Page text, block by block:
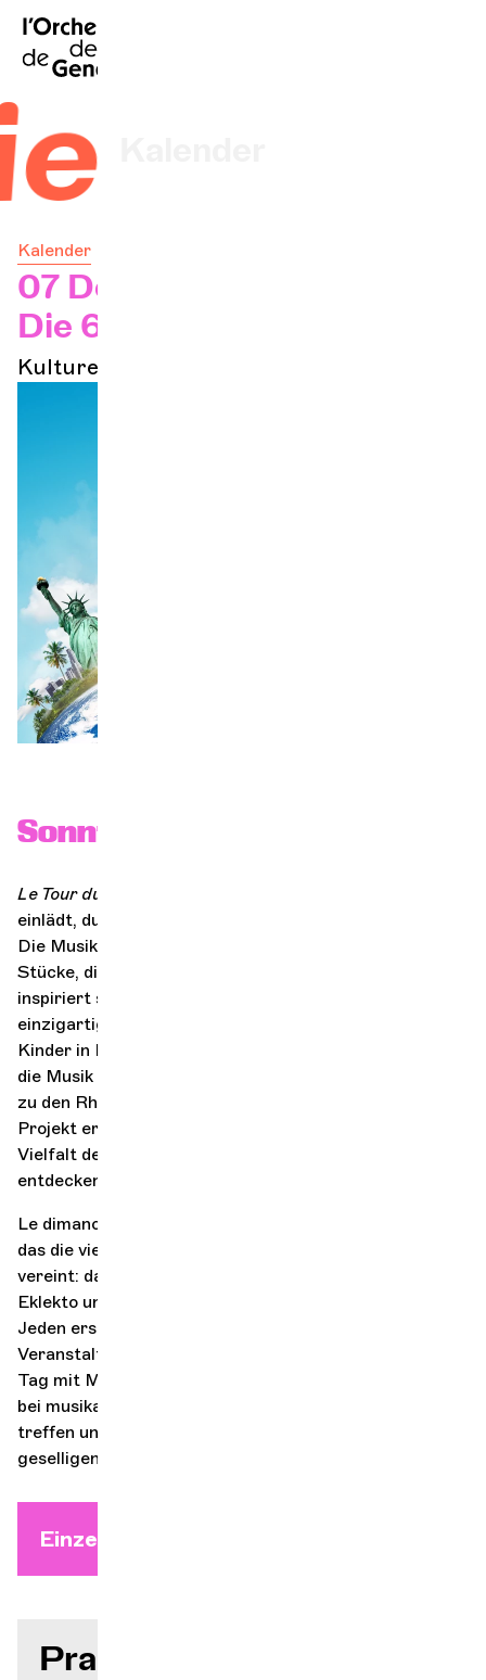
Welt
Kalender
07 Dez. 2025 - 10h
Die 6 Dächer
Kulturelle Teilhabe
Sonntag ist Familie #2
Le Tour du Monde
einlädt, durch traditionelle Musik und Tänze zu reisen.
Die Musiker des Genfer Kammerorchesters spielen
Stücke, die von verschiedenen Kulturen der Welt
inspiriert sind, und bieten den jungen Teilnehmern eine
einzigartige Klangwelt. Anschließend werden die
Kinder in Begleitung einer Tanzlehrkraft aufgefordert,
die Musik zu erforschen und sich anzueignen, indem sie
zu den Rhythmen der einzelnen Länder tanzen. Dieses
Projekt ermöglicht es, durch Musik und Tanz die
Vielfalt der Traditionen aus der ganzen Welt zu
entdecken.
Le dimanche c'est famille ist ein Gemeinschaftsprojekt,
das die vier musikalischen Strukturen der 6 Dächer
vereint: das Genfer Kammerorchester,
Eklekto und das Conservatoire Populaire de Musique.
Jeden ersten Sonntag im Monat bieten wir
Veranstaltungen an, die für Familien offen sind, um den
Tag mit Musik zu beginnen! Eine gute Gelegenheit, sich
bei musikalischen Aufführungen und Workshops zu
treffen und neu zu entdecken und dabei einen
geselligen Moment mit der Familie zu verbringen.
Einzelticket ab 18. August
Praktische Infos